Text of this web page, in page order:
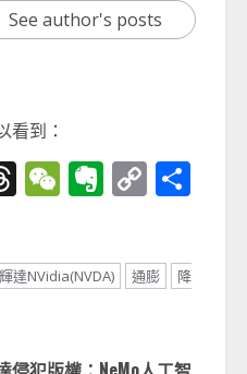
See author's posts
看到：
Threads
WeChat
Evernote
Copy
輝達NVidia(NVDA) 通膨
降